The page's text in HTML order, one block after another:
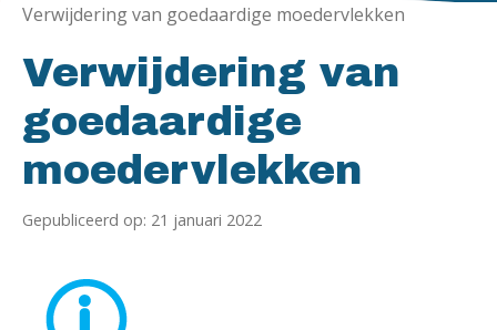
Verwijdering van goedaardige moedervlekken
Verwijdering van
goedaardige
moedervlekken
Gepubliceerd op: 21 januari 2022